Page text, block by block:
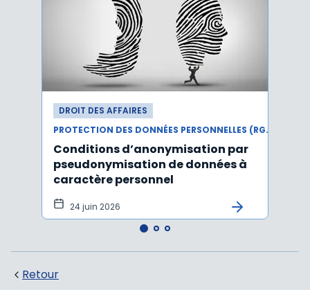
DROIT DES AFFAIRES
PROTECTION DES DONNÉES PERSONNELLES (RGPD)
Conditions d’anonymisation par
pseudonymisation de données à
caractère personnel
24 juin 2026
Retour